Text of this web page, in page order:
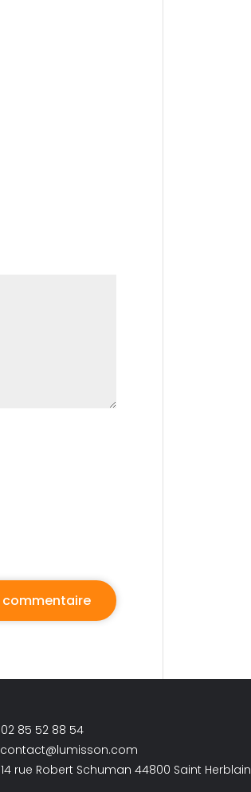
02 85 52 88 54
contact@lumisson.com
14 rue Robert Schuman 44800 Saint Herblain